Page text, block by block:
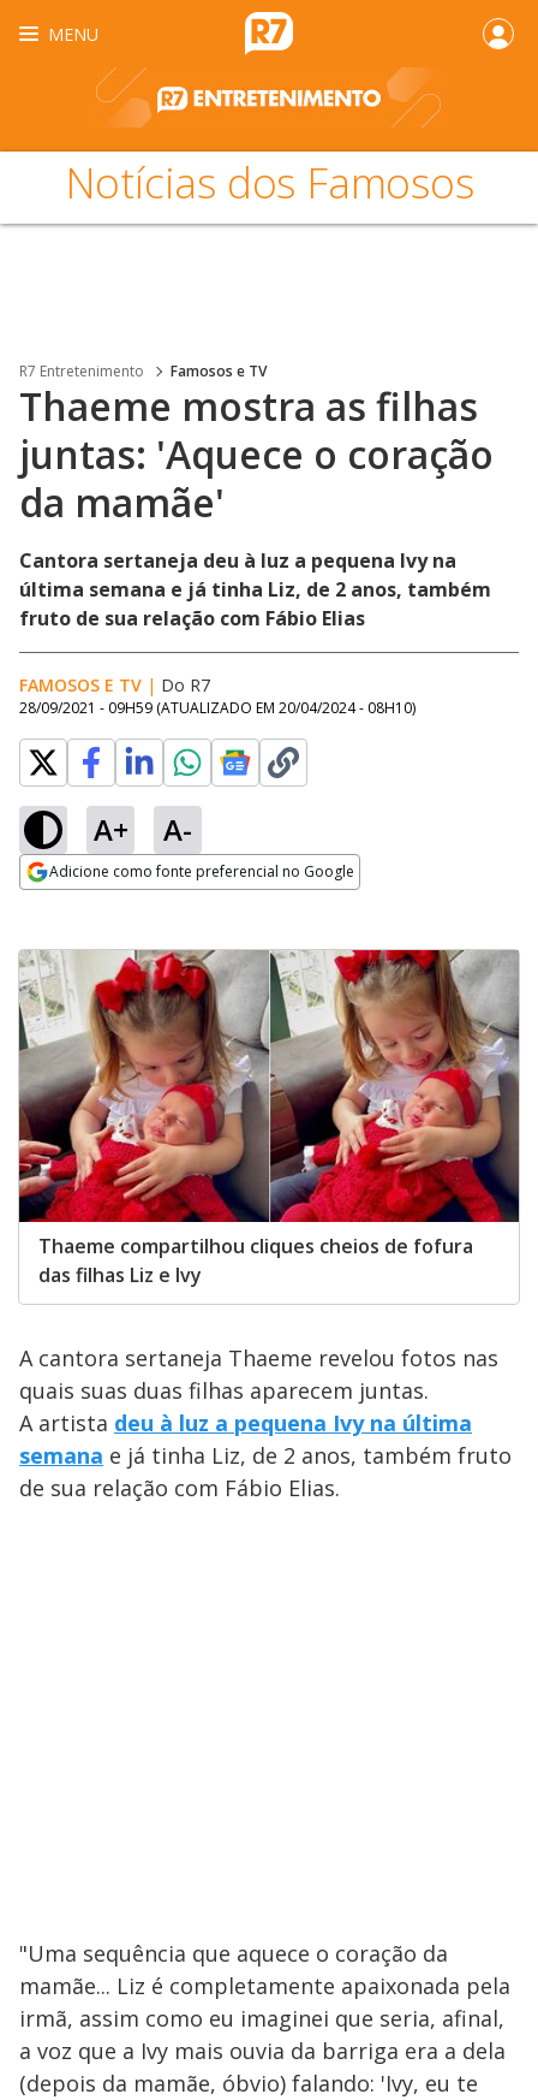
MENU
Notícias dos Famosos
R7 Entretenimento Famosos e TV
Thaeme mostra as filhas
juntas: 'Aquece o coração
da mamãe'
Cantora sertaneja deu à luz a pequena Ivy na
última semana e já tinha Liz, de 2 anos, também
fruto de sua relação com Fábio Elias
FAMOSOS E TV | Do R7
28/09/2021 - 09H59 (ATUALIZADO EM 20/04/2024 - 08H10)
A+ A-
Adicione como fonte preferencial no Google
Thaeme compartilhou cliques cheios de fofura
das filhas Liz e Ivy
A cantora sertaneja Thaeme revelou fotos nas
quais suas duas filhas aparecem juntas.
A artista deu à luz a pequena Ivy na última
semana e já tinha Liz, de 2 anos, também fruto
de sua relação com Fábio Elias.
"Uma sequência que aquece o coração da
mamãe... Liz é completamente apaixonada pela
irmã, assim como eu imaginei que seria, afinal,
a voz que a Ivy mais ouvia da barriga era a dela
(depois da mamãe, óbvio) falando: 'Ivy, eu te